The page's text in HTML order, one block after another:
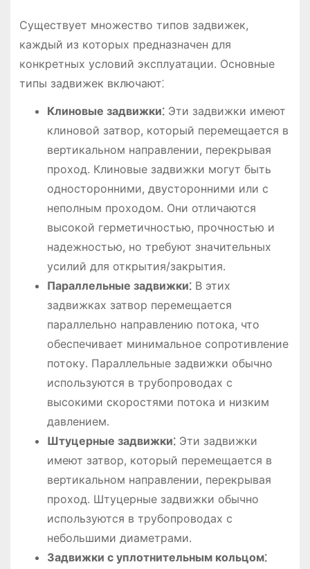
Существует множество типов задвижек,
каждый из которых предназначен для
конкретных условий эксплуатации․ Основные
типы задвижек включают⁚
Клиновые задвижки⁚Эти задвижки имеют
клиновой затвор, который перемещается в
вертикальном направлении, перекрывая
проход․ Клиновые задвижки могут быть
односторонними, двусторонними или с
неполным проходом․ Они отличаются
высокой герметичностью, прочностью и
надежностью, но требуют значительных
усилий для открытия/закрытия․
Параллельные задвижки⁚В этих
задвижках затвор перемещается
параллельно направлению потока, что
обеспечивает минимальное сопротивление
потоку․ Параллельные задвижки обычно
используются в трубопроводах с
высокими скоростями потока и низким
давлением․
Штуцерные задвижки⁚Эти задвижки
имеют затвор, который перемещается в
вертикальном направлении, перекрывая
проход․ Штуцерные задвижки обычно
используются в трубопроводах с
небольшими диаметрами․
Задвижки с уплотнительным кольцом⁚